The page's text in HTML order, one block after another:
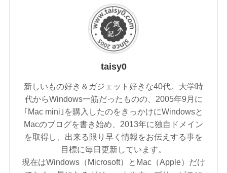
taisy0
新しいもの好き＆ガジェット好きな40代。大学時
代からWindows一筋だったものの、2005年9月に
｢Mac mini｣を購入したのをきっかけにWindowsと
Macのブログを書き始め、2013年に独自ドメイン
を取得し、出来る限り早く情報をお伝えする事を
目標に毎日更新しています。
現在はWindows（Microsoft）とMac（Apple）だけ